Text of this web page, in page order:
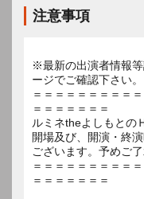
注意事項
※最新の出演者情報
ージでご確認下さい。
＝＝＝＝＝＝＝＝＝
＝＝＝＝＝＝＝
ルミネtheよしもとの
開場及び、開演・終
ございます。予めご了
＝＝＝＝＝＝＝＝＝
＝＝＝＝＝＝＝